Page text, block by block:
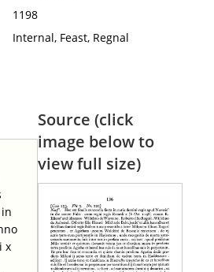
1198
Internal, Feast, Regnal
x
Source (click
image below to
view full size)